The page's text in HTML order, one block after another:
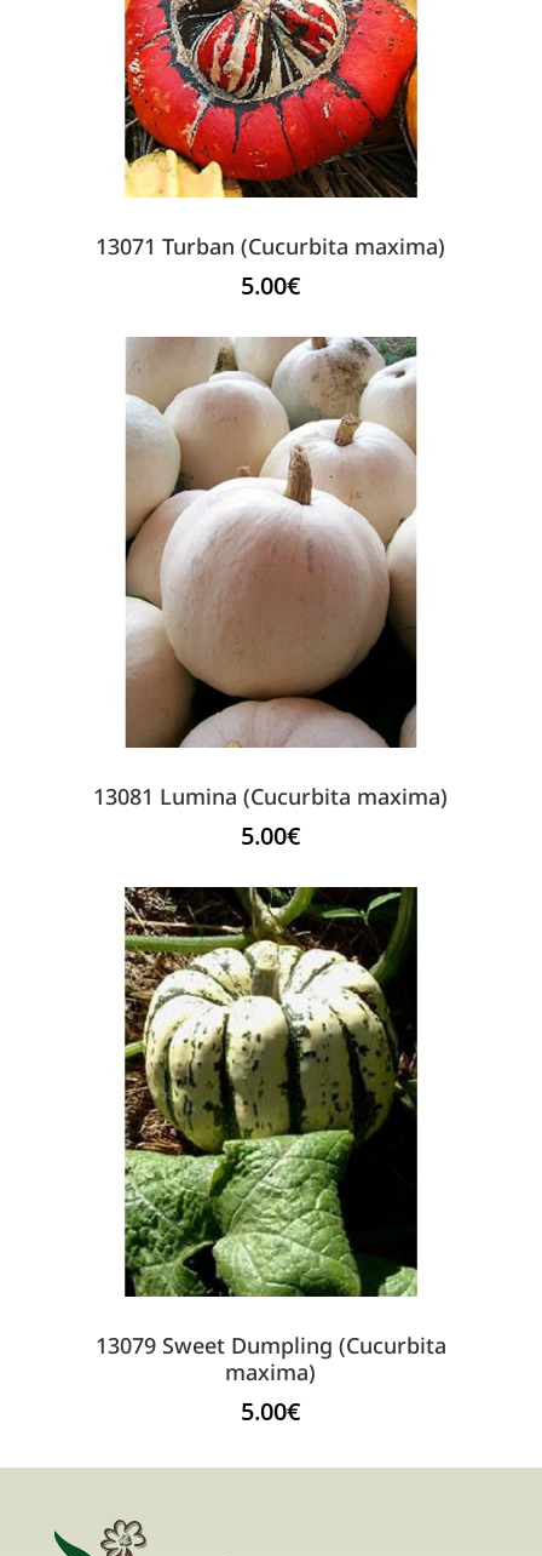
13071 Turban (Cucurbita maxima)
5.00€
13081 Lumina (Cucurbita maxima)
5.00€
13079 Sweet Dumpling (Cucurbita
maxima)
5.00€